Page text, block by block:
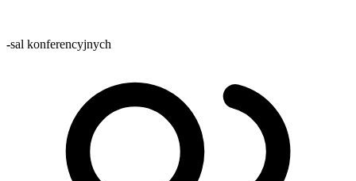
-sal konferencyjnych